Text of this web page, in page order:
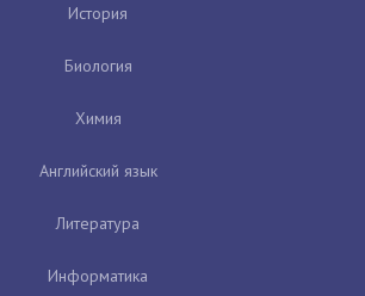
История
Биология
Химия
Английский язык
Литература
Информатика